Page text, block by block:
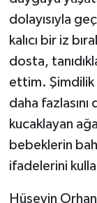
dolayısıyla
kalıcı bir iz
dosta,
ettim.
daha
kucaklayan
bebeklerin
ifadelerini
Hüseyin